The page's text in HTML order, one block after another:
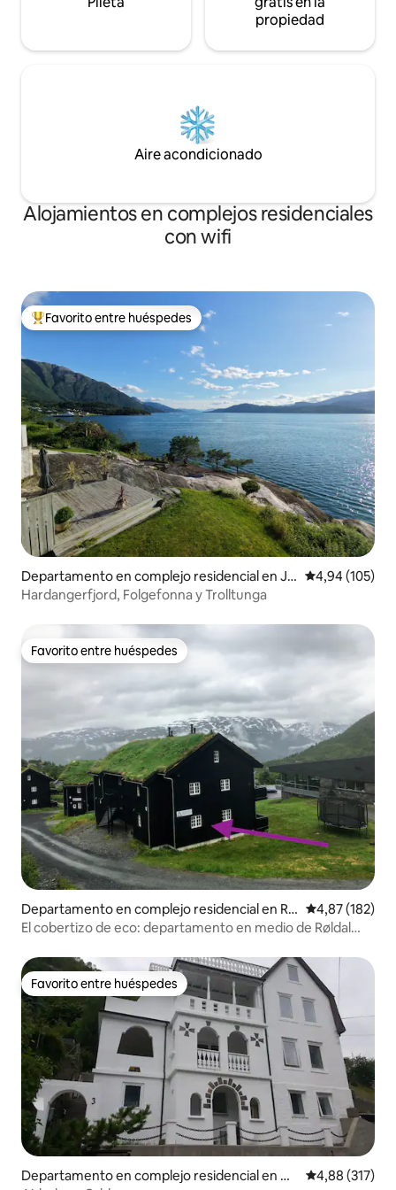
propiedad
Aire acondicionado
Alojamientos en complejos residenciales
con wifi
Favorito entre los huéspedes más destacados
Favorito entre huéspedes
Departamento en complejo residencial en Jo
ndal
Calificación
4,94 (105)
Hardangerfjord, Folgefonna y Trolltunga
Favorito entre huéspedes
Favorito entre huéspedes
Departamento en complejo residencial en Røl
dal
Calificación
4,87 (182)
El cobertizo de eco: departamento en medio de Røldal
Favorito entre huéspedes
Favorito entre huéspedes
Departamento en complejo residencial en Ull
Calificación
4,88 (317)